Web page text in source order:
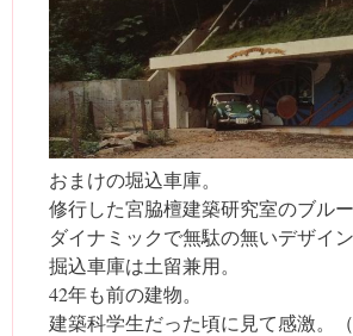
おまけの堀込車庫。
修行した宮脇檀建築研究室のブルー
ダイナミックで無駄の無いデザイン
掘込車庫は土留兼用。
42年も前の建物。
建築科学生だった頃に見て感激。